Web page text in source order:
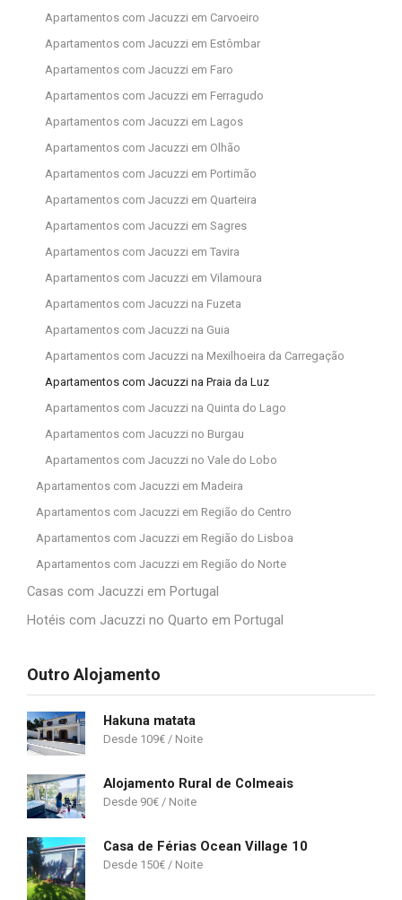
Apartamentos com Jacuzzi em Carvoeiro
Apartamentos com Jacuzzi em Estômbar
Apartamentos com Jacuzzi em Faro
Apartamentos com Jacuzzi em Ferragudo
Apartamentos com Jacuzzi em Lagos
Apartamentos com Jacuzzi em Olhão
Apartamentos com Jacuzzi em Portimão
Apartamentos com Jacuzzi em Quarteira
Apartamentos com Jacuzzi em Sagres
Apartamentos com Jacuzzi em Tavira
Apartamentos com Jacuzzi em Vilamoura
Apartamentos com Jacuzzi na Fuzeta
Apartamentos com Jacuzzi na Guia
Apartamentos com Jacuzzi na Mexilhoeira da Carregação
Apartamentos com Jacuzzi na Praia da Luz
Apartamentos com Jacuzzi na Quinta do Lago
Apartamentos com Jacuzzi no Burgau
Apartamentos com Jacuzzi no Vale do Lobo
Apartamentos com Jacuzzi em Madeira
Apartamentos com Jacuzzi em Região do Centro
Apartamentos com Jacuzzi em Região do Lisboa
Apartamentos com Jacuzzi em Região do Norte
Casas com Jacuzzi em Portugal
Hotéis com Jacuzzi no Quarto em Portugal
Outro Alojamento
Hakuna matata
109€
Alojamento Rural de Colmeais
90€
Casa de Férias Ocean Village 10
150€